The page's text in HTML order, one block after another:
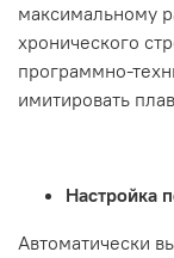
максимальному
хронического
программно-
имитировать
Настройка
Автоматически